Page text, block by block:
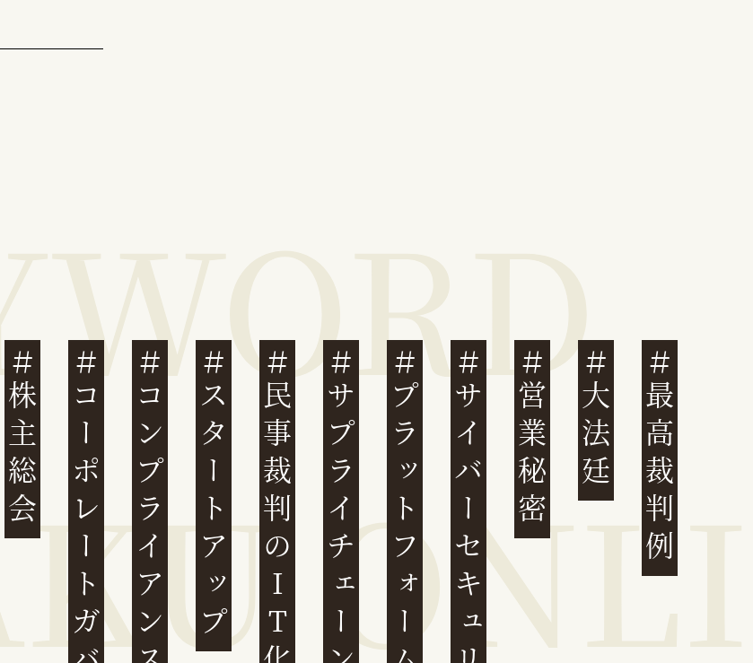
株主総会 コンプライアンススタートアップ民事裁判のIT化サプライチェーンプラットフォームサイバーセキュリティ 営業秘密 大法廷 最高裁判例